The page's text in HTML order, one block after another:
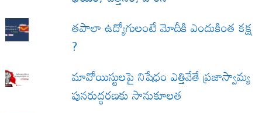
త‌పాలా ఉద్యోగులంటే మోదీకి ఎందుకింత కక్ష
?
మావోయిస్టులపై నిషేధం ఎత్తివేతే ప్రజాస్వామ్య
పునరుద్ధరణకు సానుకూలత